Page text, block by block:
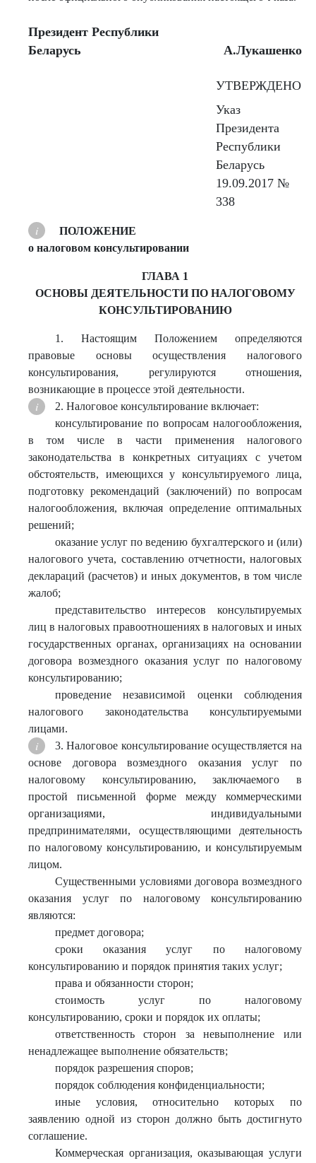
Президент Республики
Беларусь
А.Лукашенко
УТВЕРЖДЕНО
Указ
Президента
Республики
Беларусь
19.09.2017 №
338
ПОЛОЖЕНИЕ
о налоговом консультировании
ГЛАВА 1
ОСНОВЫ ДЕЯТЕЛЬНОСТИ ПО НАЛОГОВОМУ
КОНСУЛЬТИРОВАНИЮ
1. Настоящим Положением определяются
правовые основы осуществления налогового
консультирования, регулируются отношения,
возникающие в процессе этой деятельности.
2. Налоговое консультирование включает:
консультирование по вопросам налогообложения,
в том числе в части применения налогового
законодательства в конкретных ситуациях с учетом
обстоятельств, имеющихся у консультируемого лица,
подготовку рекомендаций (заключений) по вопросам
налогообложения, включая определение оптимальных
решений;
оказание услуг по ведению бухгалтерского и (или)
налогового учета, составлению отчетности, налоговых
деклараций (расчетов) и иных документов, в том числе
жалоб;
представительство интересов консультируемых
лиц в налоговых правоотношениях в налоговых и иных
государственных органах, организациях на основании
договора возмездного оказания услуг по налоговому
консультированию;
проведение независимой оценки соблюдения
налогового законодательства консультируемыми
лицами.
3. Налоговое консультирование осуществляется на
основе договора возмездного оказания услуг по
налоговому консультированию, заключаемого в
простой письменной форме между коммерческими
организациями, индивидуальными
предпринимателями, осуществляющими деятельность
по налоговому консультированию, и консультируемым
лицом.
Существенными условиями договора возмездного
оказания услуг по налоговому консультированию
являются:
предмет договора;
сроки оказания услуг по налоговому
консультированию и порядок принятия таких услуг;
права и обязанности сторон;
стоимость услуг по налоговому
консультированию, сроки и порядок их оплаты;
ответственность сторон за невыполнение или
ненадлежащее выполнение обязательств;
порядок разрешения споров;
порядок соблюдения конфиденциальности;
иные условия, относительно которых по
заявлению одной из сторон должно быть достигнуто
соглашение.
Коммерческая организация, оказывающая услуги